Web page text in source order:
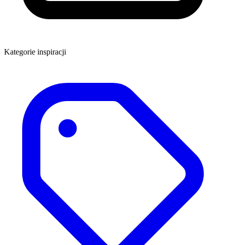
Kategorie inspiracji